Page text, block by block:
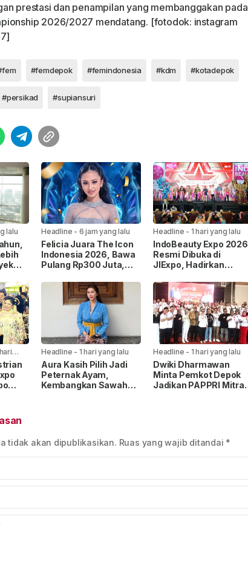
prestasi dan penampilan yang membanggakan pada
2026/2027 mendatang. [fotodok: instagram
#femdepok #femindonesia #kdm #kotadepok
#persikad #supiansuri
lalu Headline - 6 jam yang lalu
Felicia Juara The Icon
Indonesia 2026, Bawa
Pulang Rp300 Juta,
Kontrak Rekaman
Headline - 1 hari yang lalu
IndoBeauty Expo 2026
Resmi Dibuka di
JIExpo, Hadirkan
Kecantikan dari 8
Negara
Headline - 1 hari yang lalu
Aura Kasih Pilih Jadi
Peternak Ayam,
Kembangkan Sawah
Headline - 1 hari yang lalu
Dwiki Dharmawan
Minta Pemkot Depok
Jadikan PAPPRI Mitra
tidak akan dipublikasikan. Ruas yang wajib ditandai *